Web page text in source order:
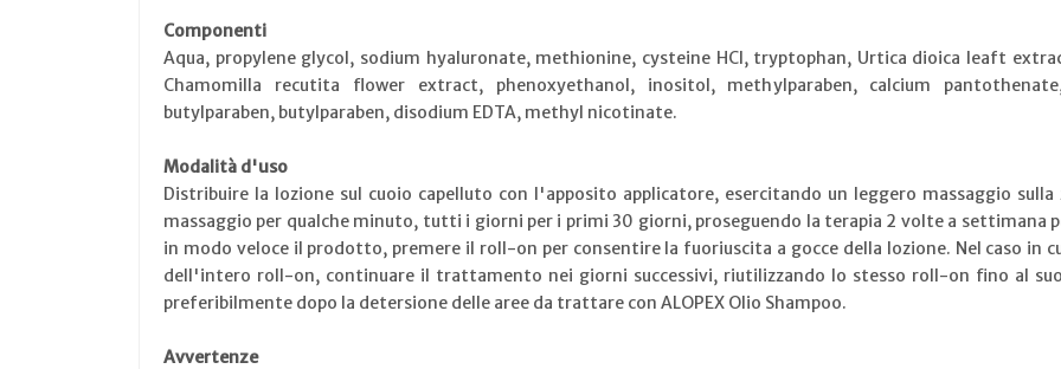
Componenti
Aqua, propylene glycol, sodium hyaluronate, methionine, cysteine HCl, tryptophan, Urtica dioica leaft
Chamomilla recutita flower extract, phenoxyethanol, inositol, methylparaben, calcium
butylparaben, butylparaben, disodium EDTA, methyl nicotinate.
Modalità d'uso
Distribuire la lozione sul cuoio capelluto con l'apposito applicatore, esercitando un leggero massaggio
massaggio per qualche minuto, tutti i giorni per i primi 30 giorni, proseguendo la terapia 2 volte a settimana
in modo veloce il prodotto, premere il roll-on per consentire la fuoriuscita a gocce della lozione. Nel caso in
dell'intero roll-on, continuare il trattamento nei giorni successivi, riutilizzando lo stesso roll-on fino al
preferibilmente dopo la detersione delle aree da trattare con ALOPEX Olio Shampoo.
Avvertenze